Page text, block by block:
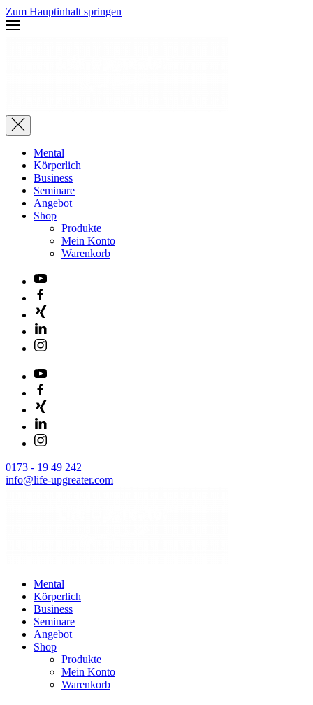
Zum Hauptinhalt springen
Mental
Körperlich
Business
Seminare
Angebot
Shop
Produkte
Mein Konto
Warenkorb
0173 - 19 49 242
info@life-upgreater.com
Mental
Körperlich
Business
Seminare
Angebot
Shop
Produkte
Mein Konto
Warenkorb